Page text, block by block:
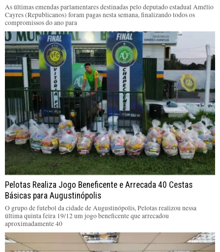
As últimas emendas parlamentares destinadas pelo deputado estadual Amélio
Cayres (Republicanos) foram pagas nesta semana, finalizando todos os
compromissos do ano para
Pelotas Realiza Jogo Beneficente e Arrecada 40 Cestas
Básicas para Augustinópolis
O grupo de futebol da cidade de Augustinópolis, Pelotas realizou nessa
última quinta feira 19/12 um jogo beneficente que arrecadou
aproximadamente 40